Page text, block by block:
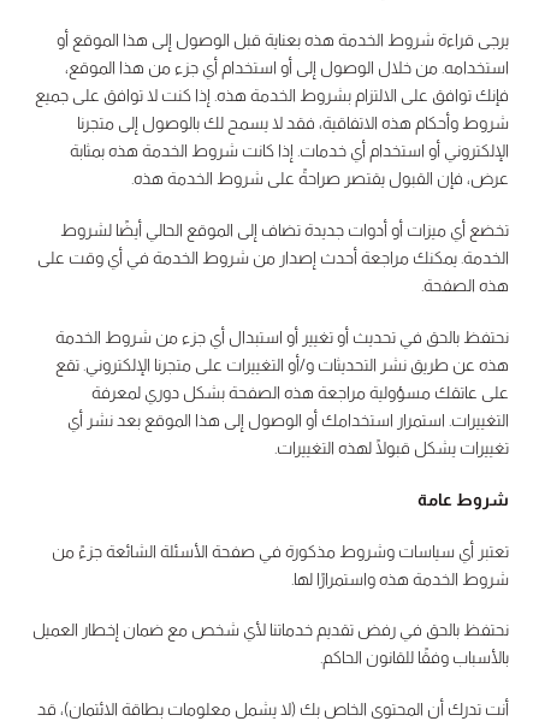
يرجى قراءة شروط الخدمة هذه بعناية قبل الوصول إلى هذا الموقع أو
استخدامه. من خلال الوصول إلى أو استخدام أي جزء من هذا الموقع،
فإنك توافق على الالتزام بشروط الخدمة هذه. إذا كنت لا توافق على جميع
شروط وأحكام هذه الاتفاقية، فقد لا يسمح لك بالوصول إلى متجرنا
الإلكتروني أو استخدام أي خدمات. إذا كانت شروط الخدمة هذه بمثابة
عرض، فإن القبول يقتصر صراحةً على شروط الخدمة هذه.
تخضع أي ميزات أو أدوات جديدة تضاف إلى الموقع الحالي أيضًا لشروط
الخدمة. يمكنك مراجعة أحدث إصدار من شروط الخدمة في أي وقت على
هذه الصفحة.
نحتفظ بالحق في تحديث أو تغيير أو استبدال أي جزء من شروط الخدمة
هذه عن طريق نشر التحديثات و/أو التغييرات على متجرنا الإلكتروني. تقع
على عاتقك مسؤولية مراجعة هذه الصفحة بشكل دوري لمعرفة
التغييرات. استمرار استخدامك أو الوصول إلى هذا الموقع بعد نشر أي
تغييرات يشكل قبولًا لهذه التغييرات.
شروط عامة
تعتبر أي سياسات وشروط مذكورة في صفحة الأسئلة الشائعة جزءً من
شروط الخدمة هذه واستمرارًا لها.
نحتفظ بالحق في رفض تقديم خدماتنا لأي شخص مع ضمان إخطار العميل
بالأسباب وفقًا للقانون الحاكم.
أنت تدرك أن المحتوى الخاص بك (لا يشمل معلومات بطاقة الائتمان)، قد